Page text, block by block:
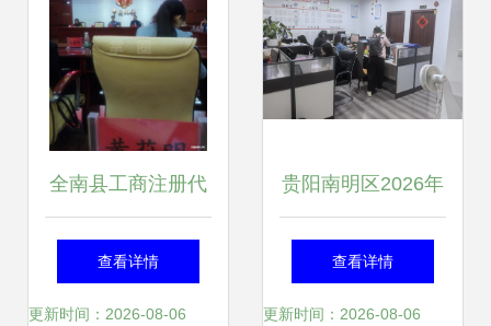
全南县工商注册代
办服务指南 高效开
启您的创业之路
查看详情
更新时间：2026-08-06
贵阳南明区2026年
热门财税咨询公司
全景解析与选型决
查看详情
更新时间：2026-08-06